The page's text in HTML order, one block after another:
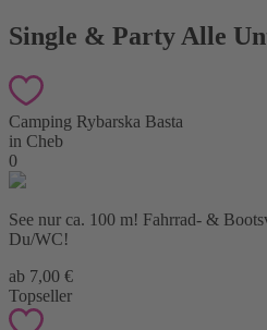
Single & Party Alle
Camping Rybarska Basta
in Cheb
0
See nur ca. 100 m! Fahrrad- &
Du/WC!
ab 7,00 €
Topseller